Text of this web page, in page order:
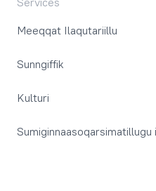
Meeqqat Ilaqutariillu
Sunngiffik
Kulturi